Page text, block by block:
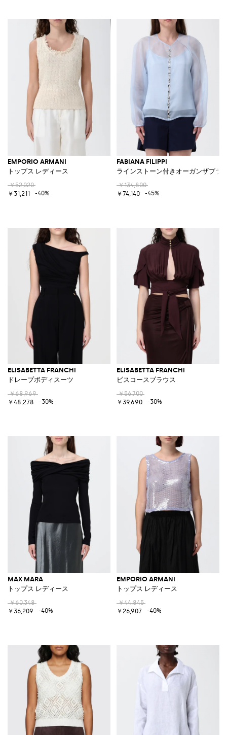
EMPORIO ARMANI
トップス レディース
￥52,020
￥31,211
-40%
FABIANA FILIPPI
ラインストーン付きオーガンザブラ
￥134,800
￥74,140
-45%
ELISABETTA FRANCHI
ドレープボディスーツ
￥68,969
￥48,278
-30%
ELISABETTA FRANCHI
ビスコースブラウス
￥56,700
￥39,690
-30%
MAX MARA
トップス レディース
￥60,348
￥36,209
-40%
EMPORIO ARMANI
トップス レディース
￥44,845
￥26,907
-40%